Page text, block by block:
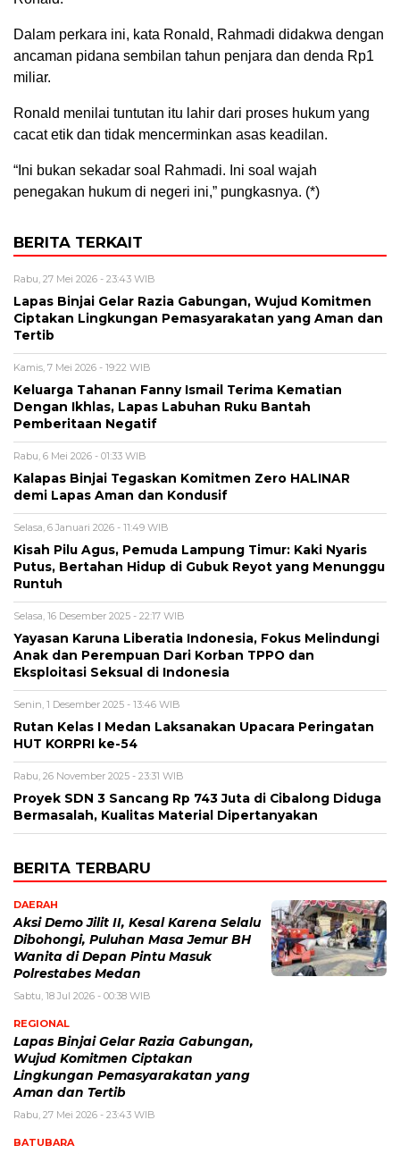
Dalam perkara ini, kata Ronald, Rahmadi didakwa dengan
ancaman pidana sembilan tahun penjara dan denda Rp1
miliar.
Ronald menilai tuntutan itu lahir dari proses hukum yang
cacat etik dan tidak mencerminkan asas keadilan.
“Ini bukan sekadar soal Rahmadi. Ini soal wajah
penegakan hukum di negeri ini,” pungkasnya. (*)
BERITA TERKAIT
Rabu, 27 Mei 2026 - 23:43 WIB
Lapas Binjai Gelar Razia Gabungan, Wujud Komitmen
Ciptakan Lingkungan Pemasyarakatan yang Aman dan
Tertib
Kamis, 7 Mei 2026 - 19:22 WIB
Keluarga Tahanan Fanny Ismail Terima Kematian
Dengan Ikhlas, Lapas Labuhan Ruku Bantah
Pemberitaan Negatif
Rabu, 6 Mei 2026 - 01:33 WIB
Kalapas Binjai Tegaskan Komitmen Zero HALINAR
demi Lapas Aman dan Kondusif
Selasa, 6 Januari 2026 - 11:49 WIB
Kisah Pilu Agus, Pemuda Lampung Timur: Kaki Nyaris
Putus, Bertahan Hidup di Gubuk Reyot yang Menunggu
Runtuh
Selasa, 16 Desember 2025 - 22:17 WIB
Yayasan Karuna Liberatia Indonesia, Fokus Melindungi
Anak dan Perempuan Dari Korban TPPO dan
Eksploitasi Seksual di Indonesia
Senin, 1 Desember 2025 - 13:46 WIB
Rutan Kelas I Medan Laksanakan Upacara Peringatan
HUT KORPRI ke-54
Rabu, 26 November 2025 - 23:31 WIB
Proyek SDN 3 Sancang Rp 743 Juta di Cibalong Diduga
Bermasalah, Kualitas Material Dipertanyakan
BERITA TERBARU
DAERAH
Aksi Demo Jilit II, Kesal Karena Selalu
Dibohongi, Puluhan Masa Jemur BH
Wanita di Depan Pintu Masuk
Polrestabes Medan
Sabtu, 18 Jul 2026 - 00:38 WIB
REGIONAL
Lapas Binjai Gelar Razia Gabungan,
Wujud Komitmen Ciptakan
Lingkungan Pemasyarakatan yang
Aman dan Tertib
Rabu, 27 Mei 2026 - 23:43 WIB
BATUBARA